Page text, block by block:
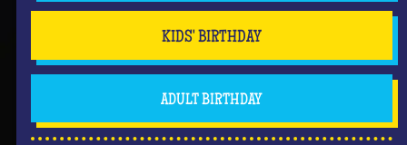
KIDS' BIRTHDAY
ADULT BIRTHDAY